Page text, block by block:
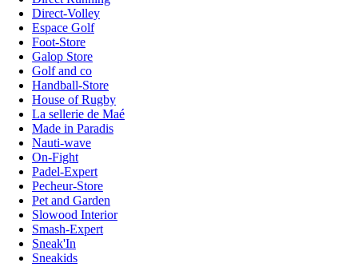
Direct-Volley
Espace Golf
Foot-Store
Galop Store
Golf and co
Handball-Store
House of Rugby
La sellerie de Maé
Made in Paradis
Nauti-wave
On-Fight
Padel-Expert
Pecheur-Store
Pet and Garden
Slowood Interior
Smash-Expert
Sneak'In
Sneakids